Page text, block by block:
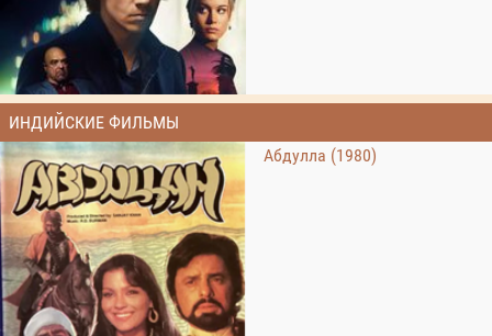
ИНДИЙСКИЕ ФИЛЬМЫ
Абдулла (1980)